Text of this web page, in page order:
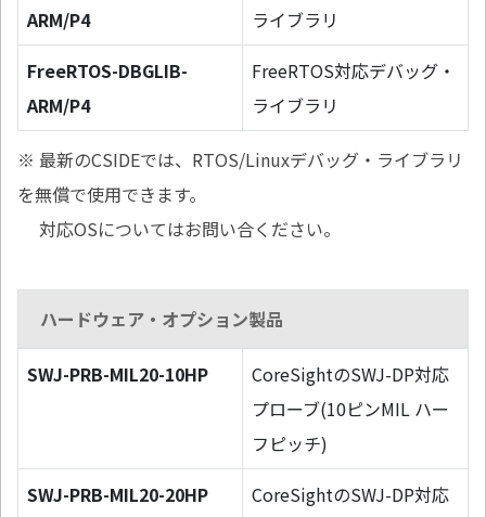
ARM/P4
ライブラリ
FreeRTOS-DBGLIB-
ARM/P4
FreeRTOS対応デバッグ・
ライブラリ
※ 最新のCSIDEでは、RTOS/Linuxデバッグ・ライブラリ
を無償で使用できます。
対応OSについてはお問い合ください。
ハードウェア・オプション製品
SWJ-PRB-MIL20-10HP
CoreSightのSWJ-DP対応
プローブ(10ピンMIL ハー
フピッチ)
SWJ-PRB-MIL20-20HP
CoreSightのSWJ-DP対応